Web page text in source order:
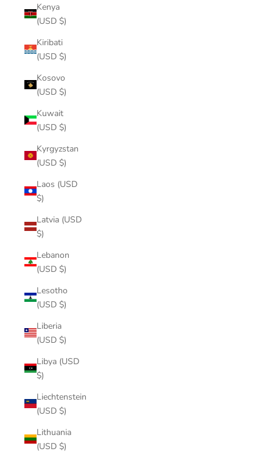
Kenya
(USD $)
Kiribati
(USD $)
Kosovo
(USD $)
Kuwait
(USD $)
Kyrgyzstan
(USD $)
Laos (USD
$)
Latvia (USD
$)
Lebanon
(USD $)
Lesotho
(USD $)
Liberia
(USD $)
Libya (USD
$)
Liechtenstein
(USD $)
Lithuania
(USD $)